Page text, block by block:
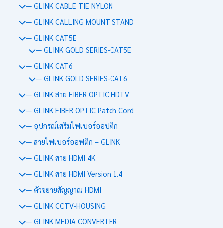
— GLINK CABLE TIE NYLON
— GLINK CALLING MOUNT STAND
— GLINK CAT5E
— GLINK GOLD SERIES-CAT5E
— GLINK CAT6
— GLINK GOLD SERIES-CAT6
— GLINK สาย FIBER OPTIC HDTV
— GLINK FIBER OPTIC Patch Cord
— อุปกรณ์เสริมไฟเบอร์ออปติก
— สายไฟเบอร์ออฟติก – GLINK
— GLINK สาย HDMI 4K
— GLINK สาย HDMI Version 1.4
— ตัวขยายสัญญาณ HDMI
— GLINK CCTV-HOUSING
— GLINK MEDIA CONVERTER